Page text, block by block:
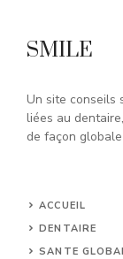
SMILE
Un site conseils
liées au
de façon globale
ACCUEIL
DENTAIRE
SANTE